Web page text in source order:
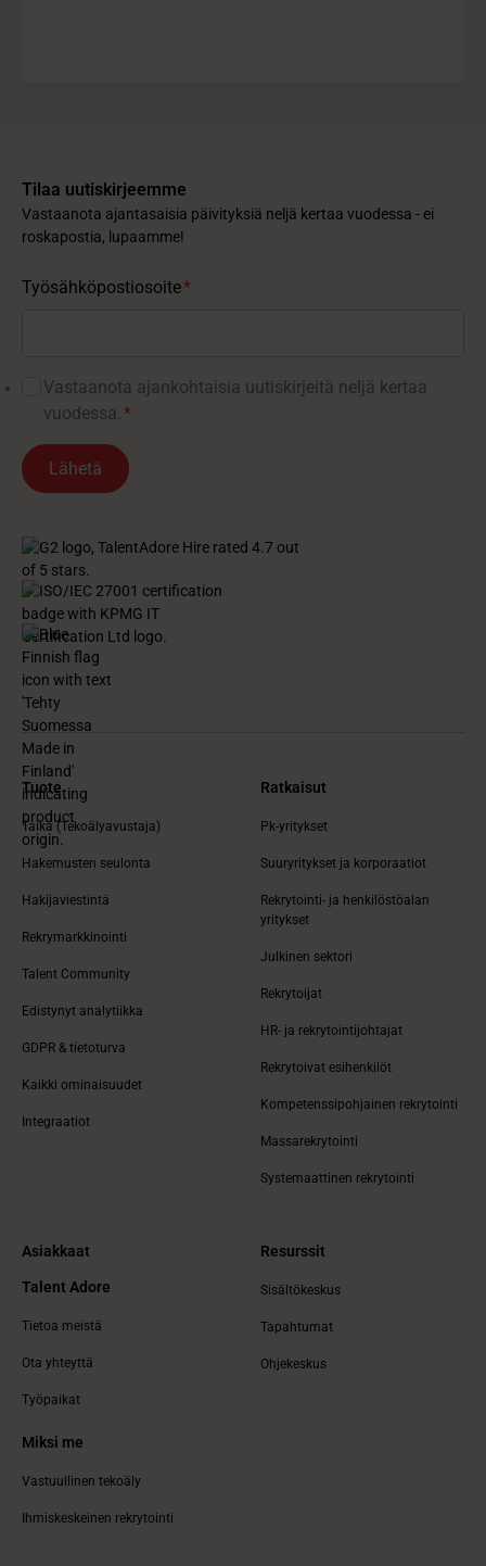
Tilaa uutiskirjeemme
Vastaanota ajantasaisia päivityksiä neljä kertaa vuodessa - ei
roskapostia, lupaamme!
Työsähköpostiosoite*
Vastaanota ajankohtaisia ​​uutiskirjeitä neljä kertaa
vuodessa. *
Tuote
Taika (Tekoälyavustaja)
Hakemusten seulonta
Hakijaviestintä
Rekrymarkkinointi
Talent Community
Edistynyt analytiikka
GDPR & tietoturva
Kaikki ominaisuudet
Integraatiot
Ratkaisut
Pk-yritykset
Suuryritykset ja korporaatiot
Rekrytointi- ja henkilöstöalan
yritykset
Julkinen sektori
Rekrytoijat
HR- ja rekrytointijohtajat
Rekrytoivat esihenkilöt
Kompetenssipohjainen rekrytointi
Massarekrytointi
Systemaattinen rekrytointi
Asiakkaat
Talent Adore
Tietoa meistä
Ota yhteyttä
Työpaikat
Miksi me
Vastuullinen tekoäly
Ihmiskeskeinen rekrytointi
Resurssit
Sisältökeskus
Tapahtumat
Ohjekeskus